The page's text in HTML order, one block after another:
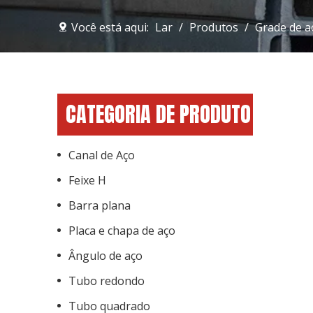
Você está aqui: Lar / Produtos / Grade de
CATEGORIA DE PRODUTO
Canal de Aço
Feixe H
Barra plana
Placa e chapa de aço
Ângulo de aço
Tubo redondo
Tubo quadrado